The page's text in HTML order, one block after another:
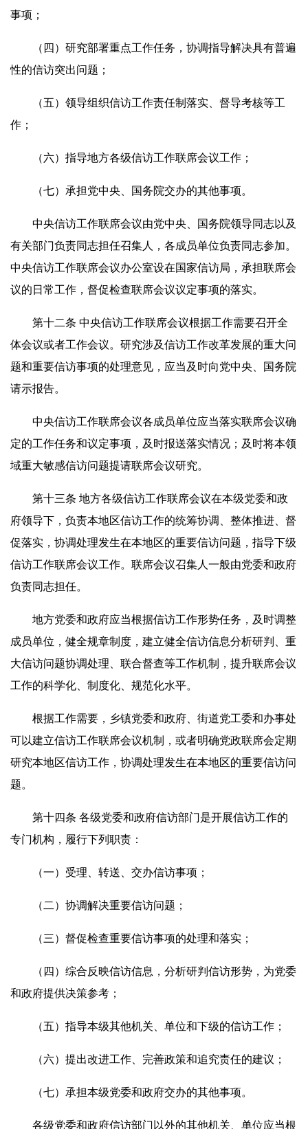
事项；
（四）研究部署重点工作任务，协调指导解决具有普遍
性的信访突出问题；
（五）领导组织信访工作责任制落实、督导考核等工
作；
（六）指导地方各级信访工作联席会议工作；
（七）承担党中央、国务院交办的其他事项。
中央信访工作联席会议由党中央、国务院领导同志以及
有关部门负责同志担任召集人，各成员单位负责同志参加。
中央信访工作联席会议办公室设在国家信访局，承担联席会
议的日常工作，督促检查联席会议议定事项的落实。
第十二条 中央信访工作联席会议根据工作需要召开全
体会议或者工作会议。研究涉及信访工作改革发展的重大问
题和重要信访事项的处理意见，应当及时向党中央、国务院
请示报告。
中央信访工作联席会议各成员单位应当落实联席会议确
定的工作任务和议定事项，及时报送落实情况；及时将本领
域重大敏感信访问题提请联席会议研究。
第十三条 地方各级信访工作联席会议在本级党委和政
府领导下，负责本地区信访工作的统筹协调、整体推进、督
促落实，协调处理发生在本地区的重要信访问题，指导下级
信访工作联席会议工作。联席会议召集人一般由党委和政府
负责同志担任。
地方党委和政府应当根据信访工作形势任务，及时调整
成员单位，健全规章制度，建立健全信访信息分析研判、重
大信访问题协调处理、联合督查等工作机制，提升联席会议
工作的科学化、制度化、规范化水平。
根据工作需要，乡镇党委和政府、街道党工委和办事处
可以建立信访工作联席会议机制，或者明确党政联席会定期
研究本地区信访工作，协调处理发生在本地区的重要信访问
题。
第十四条 各级党委和政府信访部门是开展信访工作的
专门机构，履行下列职责：
（一）受理、转送、交办信访事项；
（二）协调解决重要信访问题；
（三）督促检查重要信访事项的处理和落实；
（四）综合反映信访信息，分析研判信访形势，为党委
和政府提供决策参考；
（五）指导本级其他机关、单位和下级的信访工作；
（六）提出改进工作、完善政策和追究责任的建议；
（七）承担本级党委和政府交办的其他事项。
各级党委和政府信访部门以外的其他机关、单位应当根